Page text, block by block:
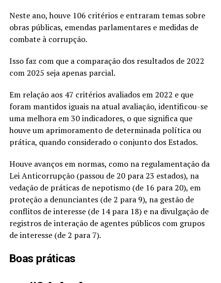
Neste ano, houve 106 critérios e entraram temas sobre
obras públicas, emendas parlamentares e medidas de
combate à corrupção.
Isso faz com que a comparação dos resultados de 2022
com 2025 seja apenas parcial.
Em relação aos 47 critérios avaliados em 2022 e que
foram mantidos iguais na atual avaliação, identificou-se
uma melhora em 30 indicadores, o que significa que
houve um aprimoramento de determinada política ou
prática, quando considerado o conjunto dos Estados.
Houve avanços em normas, como na regulamentação da
Lei Anticorrupção (passou de 20 para 23 estados), na
vedação de práticas de nepotismo (de 16 para 20), em
proteção a denunciantes (de 2 para 9), na gestão de
conflitos de interesse (de 14 para 18) e na divulgação de
registros de interação de agentes públicos com grupos
de interesse (de 2 para 7).
Boas práticas